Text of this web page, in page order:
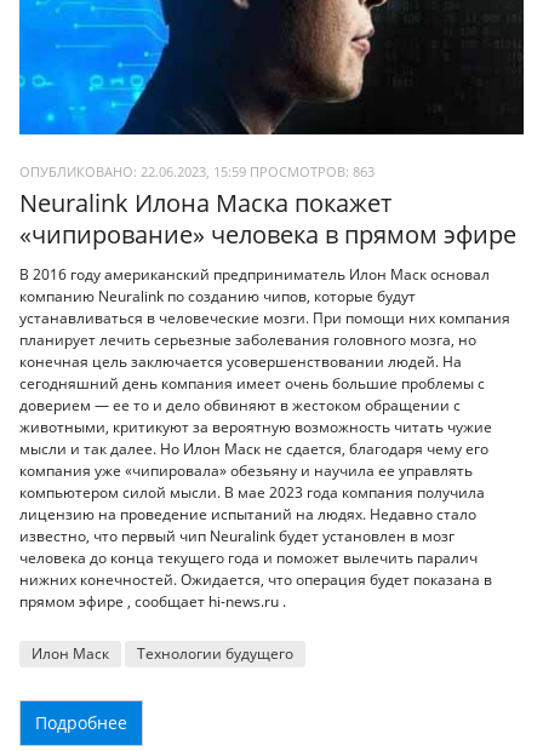
ОПУБЛИКОВАНО: 22.06.2023, 15:59 ПРОСМОТРОВ: 863
Neuralink Илона Маска покажет
«чипирование» человека в прямом эфире
В 2016 году американский предприниматель Илон Маск основал
компанию Neuralink по созданию чипов, которые будут
устанавливаться в человеческие мозги. При помощи них компания
планирует лечить серьезные заболевания головного мозга, но
конечная цель заключается усовершенствовании людей. На
сегодняшний день компания имеет очень большие проблемы с
доверием — ее то и дело обвиняют в жестоком обращении с
животными, критикуют за вероятную возможность читать чужие
мысли и так далее. Но Илон Маск не сдается, благодаря чему его
компания уже «чипировала» обезьяну и научила ее управлять
компьютером силой мысли. В мае 2023 года компания получила
лицензию на проведение испытаний на людях. Недавно стало
известно, что первый чип Neuralink будет установлен в мозг
человека до конца текущего года и поможет вылечить паралич
нижних конечностей. Ожидается, что операция будет показана в
прямом эфире , сообщает hi-news.ru .
Илон Маск Технологии будущего
Подробнее